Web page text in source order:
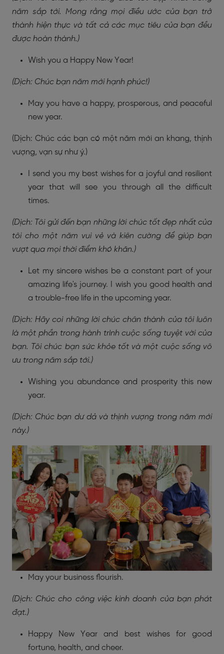
năm sắp tới. Mong rằng mọi điều ước của bạn trở
thành hiện thực và tất cả các mục tiêu của bạn đều
được hoàn thành.)
Wish you a Happy New Year!
(Dịch: Chúc bạn năm mới hạnh phúc!)
May you have a happy, prosperous, and peaceful
new year.
(Dịch: Chúc các bạn có một năm mới an khang, thịnh
vượng, vạn sự như ý.)
I send you my best wishes for a joyful and resilient
year that will see you through all the difficult
times.
(Dịch: Tôi gửi đến bạn những lời chúc tốt đẹp nhất của
tôi cho một năm vui vẻ và kiên cường để giúp bạn
vượt qua mọi thời điểm khó khăn.)
Let my sincere wishes be a constant part of your
amazing life's journey. I wish you good health and
a trouble-free life in the upcoming year.
(Dịch: Hãy coi những lời chúc chân thành của tôi luôn
là một phần trong hành trình cuộc sống tuyệt vời của
bạn. Tôi chúc bạn sức khỏe tốt và một cuộc sống vô
ưu trong năm sắp tới.)
Wishing you abundance and prosperity this new
year.
(Dịch: Chúc bạn dư dả và thịnh vượng trong năm mới
này.)
May your business flourish.
(Dịch: Chúc cho công việc kinh doanh của bạn phát
đạt.)
Happy New Year and best wishes for good
fortune, health, and cheer.